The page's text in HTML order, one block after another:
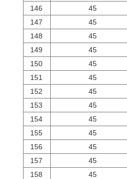
146
45
147
45
148
45
149
45
150
45
151
45
152
45
153
45
154
45
155
45
156
45
157
45
158
45